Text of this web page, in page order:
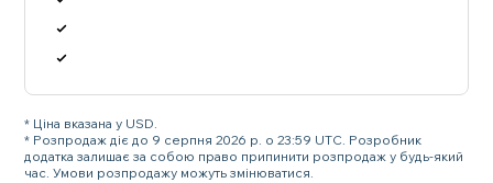
* Ціна вказана у USD.
* Розпродаж діє до 9 серпня 2026 р. о 23:59 UTC. Розробник
додатка залишає за собою право припинити розпродаж у будь-який
час. Умови розпродажу можуть змінюватися.